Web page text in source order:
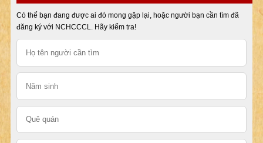
Có thể bạn đang được ai đó mong gặp lại, hoặc người bạn cần tìm đã
đăng ký với NCHCCCL. Hãy kiểm tra!